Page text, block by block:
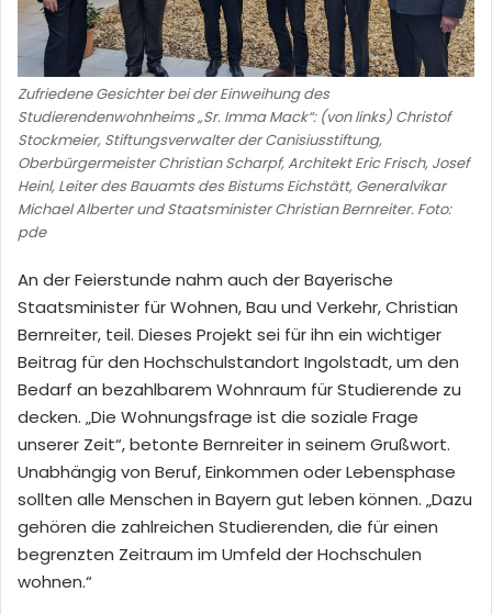
Zufriedene Gesichter bei der Einweihung des
Studierendenwohnheims „Sr. Imma Mack“: (von links) Christof
Stockmeier, Stiftungsverwalter der Canisiusstiftung,
Oberbürgermeister Christian Scharpf, Architekt Eric Frisch, Josef
Heinl, Leiter des Bauamts des Bistums Eichstätt, Generalvikar
Michael Alberter und Staatsminister Christian Bernreiter. Foto:
pde
An der Feierstunde nahm auch der Bayerische
Staatsminister für Wohnen, Bau und Verkehr, Christian
Bernreiter, teil. Dieses Projekt sei für ihn ein wichtiger
Beitrag für den Hochschulstandort Ingolstadt, um den
Bedarf an bezahlbarem Wohnraum für Studierende zu
decken. „Die Wohnungsfrage ist die soziale Frage
unserer Zeit“, betonte Bernreiter in seinem Grußwort.
Unabhängig von Beruf, Einkommen oder Lebensphase
sollten alle Menschen in Bayern gut leben können. „Dazu
gehören die zahlreichen Studierenden, die für einen
begrenzten Zeitraum im Umfeld der Hochschulen
wohnen.“